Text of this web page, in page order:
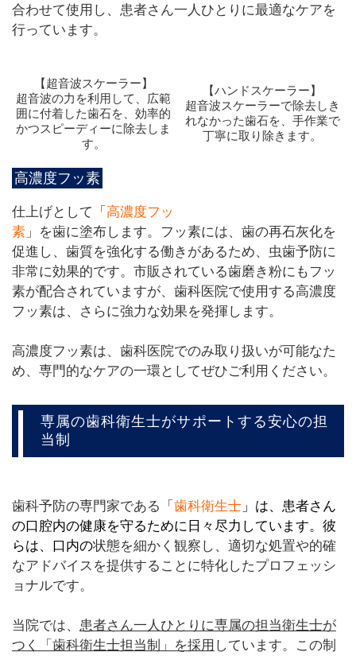
合わせて使用し、患者さん一人ひとりに最適なケアを
行っています。
【超音波スケーラー】
超音波の力を利用して、広範
囲に付着した歯石を、効率的
かつスピーディーに除去しま
す。
【ハンドスケーラー】
超音波スケーラーで除去しき
れなかった歯石を、手作業で
丁寧に取り除きます。
高濃度フッ素
仕上げとして「 高濃度フッ
素」を歯に塗布します。フッ素には、歯の再石灰化を
促進し、歯質を強化する働きがあるため、虫歯予防に
非常に効果的です。市販されている歯磨き粉にもフッ
素が配合されていますが、歯科医院で使用する高濃度
フッ素は、さらに強力な効果を発揮します。
高濃度フッ素は、歯科医院でのみ取り扱いが可能なた
め、専門的なケアの一環としてぜひご利用ください。
専属の歯科衛生士がサポートする安心の担
当制
歯科予防の専門家である「 歯科衛生士」は、患者さん
の口腔内の健康を守るために日々尽力しています。彼
らは、口内の状態を細かく観察し、適切な処置や的確
なアドバイスを提供することに特化したプロフェッシ
ョナルです。
当院では、 患者さん一人ひとりに専属の担当衛生士が
つく「歯科衛生士担当制」を採用 しています。この制